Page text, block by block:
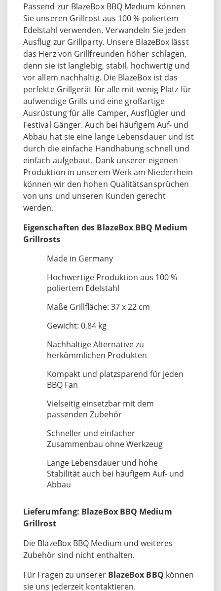
Passend zur BlazeBox BBQ Medium können
Sie unseren Grillrost aus 100 % poliertem
Edelstahl verwenden. Verwandeln Sie jeden
Ausflug zur Grillparty. Unsere BlazeBox lässt
das Herz von Grillfreunden höher schlagen,
denn sie ist langlebig, stabil, hochwertig und
vor allem nachhaltig. Die BlazeBox ist das
perfekte Grillgerät für alle mit wenig Platz für
aufwendige Grills und eine großartige
Ausrüstung für alle Camper, Ausflügler und
Festival Gänger. Auch bei häufigem Auf- und
Abbau hat sie eine lange Lebensdauer und ist
durch die einfache Handhabung schnell und
einfach aufgebaut. Dank unserer eigenen
Produktion in unserem Werk am Niederrhein
können wir den hohen Qualitätsansprüchen
von uns und unseren Kunden gerecht
werden.
Eigenschaften des BlazeBox BBQ Medium
Grillrosts
Made in Germany
Hochwertige Produktion aus 100 %
poliertem Edelstahl
Maße Grillfläche: 37 x 22 cm
Gewicht: 0,84 kg
Nachhaltige Alternative zu
herkömmlichen Produkten
Kompakt und platzsparend für jeden
BBQ Fan
Vielseitig einsetzbar mit dem
passenden Zubehör
Schneller und einfacher
Zusammenbau ohne Werkzeug
Lange Lebensdauer und hohe
Stabilität auch bei häufigem Auf- und
Abbau
Lieferumfang: BlazeBox BBQ Medium
Grillrost
Die BlazeBox BBQ Medium und weiteres
Zubehör sind nicht enthalten.
Für Fragen zu unserer BlazeBox BBQ können
sie uns jederzeit kontaktieren.